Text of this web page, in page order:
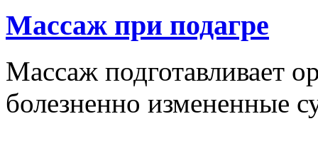
Массаж при подагре
Массаж подготавливает
болезненно измененные